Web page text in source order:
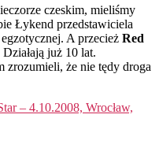
czeskim, mieliśmy
Łykend przedstawiciela
A przecież Red
już 10 lat.
zrozumieli, że nie tędy droga
– 4.10.2008, Wrocław,